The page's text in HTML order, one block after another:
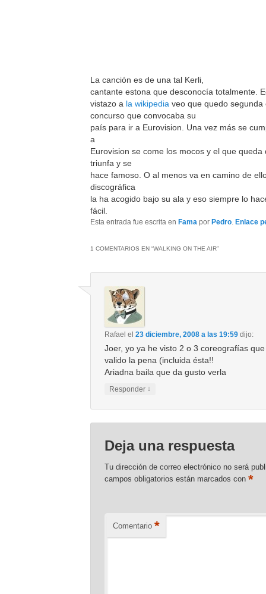
La canción es de una tal Kerli,
cantante estona que desconocía totalmente.
vistazo a la wikipedia veo que quedo segunda
concurso que convocaba su
país para ir a Eurovision. Una vez más se
a
Eurovision se come los mocos y el que queda
triunfa y se
hace famoso. O al menos va en camino de
discográfica
la ha acogido bajo su ala y eso siempre lo
fácil.
Esta entrada fue escrita en Fama por Pedro. Enlace
1 COMENTARIOS EN “WALKING ON THE AIR”
Rafael el23 diciembre, 2008 a las 19:59 dijo:
Joer, yo ya he visto 2 o 3 coreografías
valido la pena (incluida ésta!!
Ariadna baila que da gusto verla
Responder ↓
Deja una respuesta
Tu dirección de correo electrónico no será
campos obligatorios están marcados con*
Comentario *